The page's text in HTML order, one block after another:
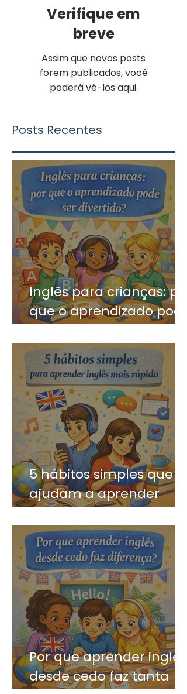
Verifique em
breve
Assim que novos posts
forem publicados, você
poderá vê-los aqui.
Posts Recentes
Inglês para crianças: por
que o aprendizado pode
ser divertido?
5 hábitos simples que
ajudam a aprender
inglês mais rápido
Por que aprender inglês
desde cedo faz tanta